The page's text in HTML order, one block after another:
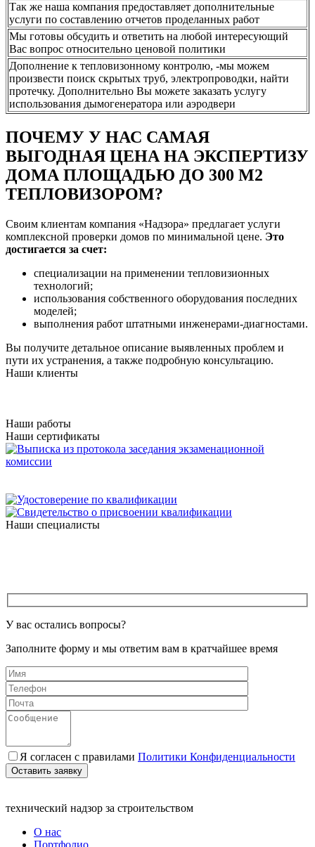
Так же наша компания предоставляет дополнительные
услуги по составлению отчетов проделанных работ
Мы готовы обсудить и ответить на любой интересующий
Вас вопрос относительно ценовой политики
Дополнение к тепловизонному контролю, -мы можем
произвести поиск скрытых труб, электропроводки, найти
протечку. Дополнительно Вы можете заказать услугу
использования дымогенератора или аэродвери
ПОЧЕМУ У НАС САМАЯ
ВЫГОДНАЯ ЦЕНА НА ЭКСПЕРТИЗУ
ДОМА ПЛОЩАДЬЮ ДО 300 М2
ТЕПЛОВИЗОРОМ?
Своим клиентам компания «Надзора» предлагает услуги
комплексной проверки домов по минимальной цене. Это
достигается за счет:
специализации на применении тепловизионных
технологий;
использования собственного оборудования последних
моделей;
выполнения работ штатными инженерами-диагностами.
Вы получите детальное описание выявленных проблем и
пути их устранения, а также подробную консультацию.
Наши клиенты
Наши работы
Наши сертификаты
Наши специалисты
У вас остались вопросы?
Заполните форму и мы ответим вам в кратчайшее время
Я согласен с правилами Политики Конфиденциальности
Оставить заявку
технический надзор за строительством
О нас
Портфолио